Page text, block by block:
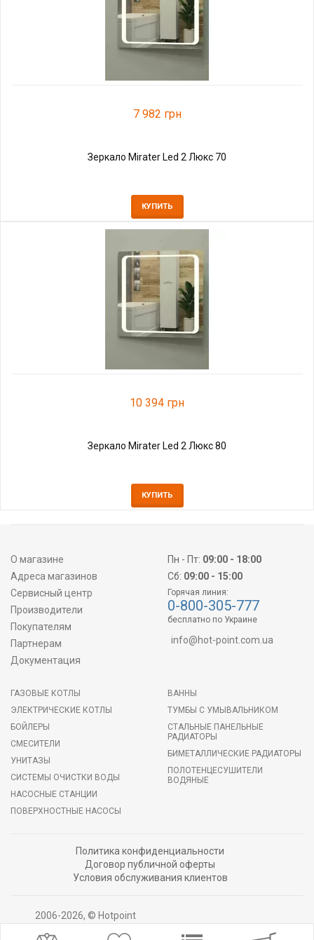
7 982 грн
Зеркало Mirater Led 2 Люкс 70
КУПИТЬ
10 394 грн
Зеркало Mirater Led 2 Люкс 80
КУПИТЬ
О магазине
Адреса магазинов
Сервисный центр
Производители
Покупателям
Партнерам
Документация
Пн - Пт: 09:00 - 18:00
Сб: 09:00 - 15:00
Горячая линия:
0-800-305-777
бесплатно по Украине
info@hot-point.com.ua
ГАЗОВЫЕ КОТЛЫ
ЭЛЕКТРИЧЕСКИЕ КОТЛЫ
БОЙЛЕРЫ
СМЕСИТЕЛИ
УНИТАЗЫ
СИСТЕМЫ ОЧИСТКИ ВОДЫ
НАСОСНЫЕ СТАНЦИИ
ПОВЕРХНОСТНЫЕ НАСОСЫ
ВАННЫ
ТУМБЫ С УМЫВАЛЬНИКОМ
СТАЛЬНЫЕ ПАНЕЛЬНЫЕ
РАДИАТОРЫ
БИМЕТАЛЛИЧЕСКИЕ РАДИАТОРЫ
ПОЛОТЕНЦЕСУШИТЕЛИ
ВОДЯНЫЕ
Политика конфиденциальности
Договор публичной оферты
Условия обслуживания клиентов
2006-2026, © Hotpoint